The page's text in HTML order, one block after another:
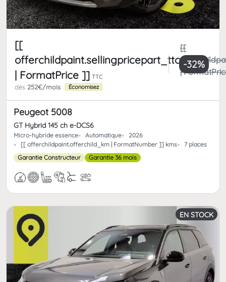
[[
offerchildpaint.sellingpricepart_ttc
| FormatPrice ]] TTC
[[
|
dès 252€/mois Économisez
-32%
Peugeot 5008
GT Hybrid 145 ch e-DCS6
Micro-hybride essence Automatique
2026
[[ offerchildpaint.offerchild_km | FormatNumber ]] kms
7 places
Garantie Constructeur
Garantie 36 mois
EN STOCK